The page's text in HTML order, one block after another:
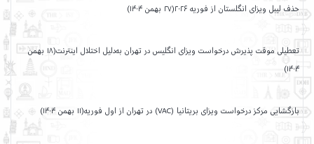
حذف لیبل ویزای انگلستان از فوریه ۲۰۲۶(۲۷ بهمن ۱۴۰۴)
تعطیلی موقت پذیرش درخواست ویزای انگلیس در تهران به‌دلیل اختلال اینترنت(۱۸ بهمن
۱۴۰۴)
بازگشایی مرکز درخواست ویزای بریتانیا (VAC) در تهران از اول فوریه(۱۱ بهمن ۱۴۰۴)